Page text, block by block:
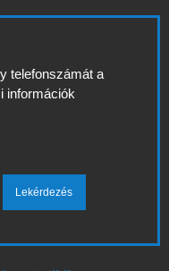
telefonszámát a
információk